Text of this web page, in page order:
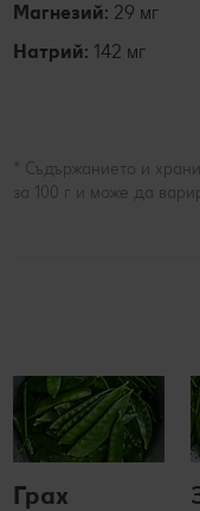
Магнезий: 29 мг
Натрий: 142 мг
* Съдържанието и
за 100 г и може да
Грах